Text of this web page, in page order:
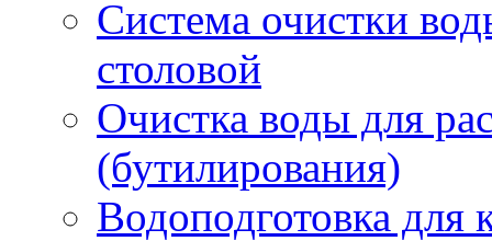
Система очистки
столовой
Очистка воды для
(бутилирования)
Водоподготовка для